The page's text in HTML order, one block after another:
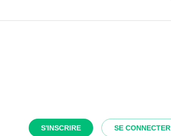
S'INSCRIRE SE CONNECTER